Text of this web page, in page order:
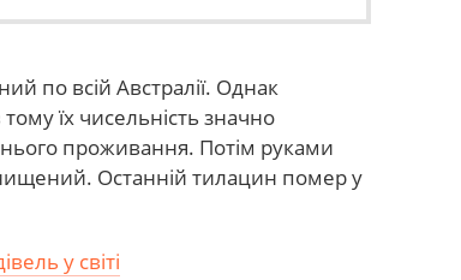
по всій Австралії. Однак
їх чисельність значно
проживання. Потім руками
Останній тилацин помер у
у світі